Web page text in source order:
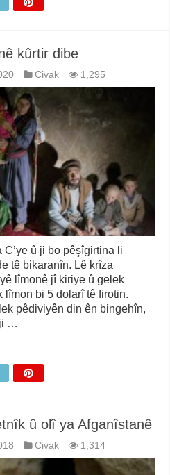
kûrtir dibe
Civak 1,295
û ji bo pêşîgirtina li
tê bikaranîn. Lê krîza
lîmonê jî kiriye û gelek
lîmon bi 5 dolarî tê firotin.
pêdiviyên din ên bingehîn,
…
û olî ya Afganîstanê
Civak 1,314